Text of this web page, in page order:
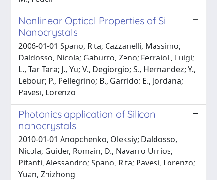
Nonlinear Optical Properties of Si
Nanocrystals
2006-01-01 Spano, Rita; Cazzanelli, Massimo;
Daldosso, Nicola; Gaburro, Zeno; Ferraioli, Luigi;
L., Tar Tara; J., Yu; V., Degiorgio; S., Hernandez; Y.,
Lebour; P., Pellegrino; B., Garrido; E., Jordana;
Pavesi, Lorenzo
Photonics application of Silicon
nanocrystals
2010-01-01 Anopchenko, Oleksiy; Daldosso,
Nicola; Guider, Romain; D., Navarro Urrios;
Pitanti, Alessandro; Spano, Rita; Pavesi, Lorenzo;
Yuan, Zhizhong